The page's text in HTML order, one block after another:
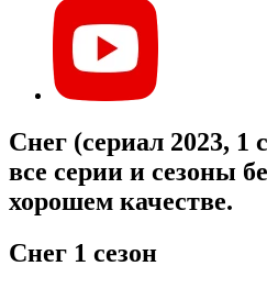
Снег (сериал 2023, 1
все серии и сезоны
хорошем качестве.
Снег 1 сезон